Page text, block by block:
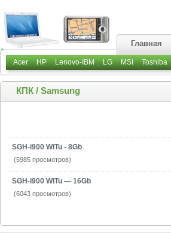
Главная
Acer HP Lenovo-IBM LG MSI Toshiba
КПК / Samsung
SGH-i900 WiTu - 8Gb
(5985 просмотров)
SGH-i900 WiTu — 16Gb
(6043 просмотров)